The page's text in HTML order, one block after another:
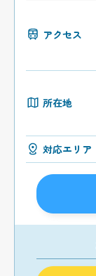
アクセス
所在地
対応エリア